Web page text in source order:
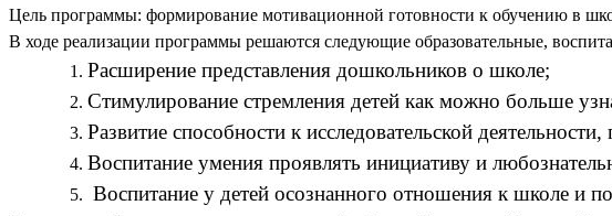
Цель программы: формирование мотивационной готовности к обучению в
В ходе реализации программы решаются следующие образовательные,
Расширение представления дошкольников о школе;
Стимулирование стремления детей как можно больше
Развитие способности к исследовательской
Воспитание умения проявлять инициативу и
Воспитание у детей осознанного отношения к школе и